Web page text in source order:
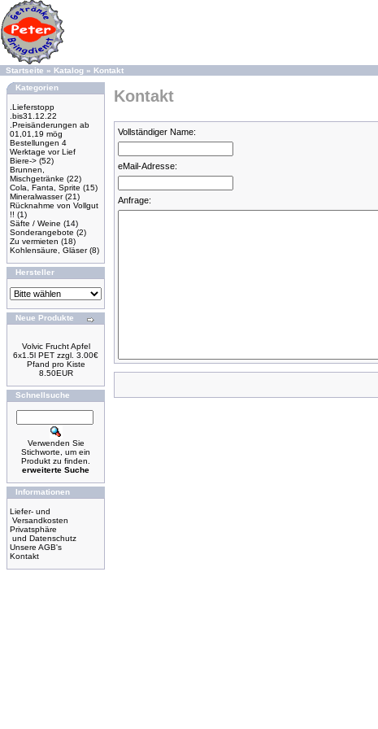
Startseite » Katalog » Kontakt
Kategorien
.Lieferstopp
.bis31.12.22
.Preisänderungen ab
01,01,19 mög
Bestellungen 4
Werktage vor Lief
Biere-> (52)
Brunnen,
Mischgetränke (22)
Cola, Fanta, Sprite (15)
Mineralwasser(21)
Rücknahme von Vollgut
!! (1)
Säfte / Weine (14)
Sonderangebote (2)
Zu vermieten (18)
Kohlensäure, Gläser(8)
Hersteller
Neue Produkte
Volvic Frucht Apfel
6x1.5l PET zzgl. 3.00€
Pfand pro Kiste
8.50EUR
Schnellsuche
Verwenden Sie
Stichworte, um ein
Produkt zu finden.
erweiterte Suche
Informationen
Liefer- und
Versandkosten
Privatsphäre
und Datenschutz
Unsere AGB's
Kontakt
Kontakt
Vollständiger Name:
eMail-Adresse:
Anfrage: